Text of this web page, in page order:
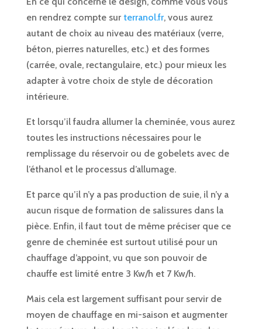
en rendrez compte sur terranol.fr, vous aurez
autant de choix au niveau des matériaux (verre,
béton, pierres naturelles, etc.) et des formes
(carrée, ovale, rectangulaire, etc.) pour mieux les
adapter à votre choix de style de décoration
intérieure.
Et lorsqu’il faudra allumer la cheminée, vous aurez
toutes les instructions nécessaires pour le
remplissage du réservoir ou de gobelets avec de
l’éthanol et le processus d’allumage.
Et parce qu’il n’y a pas production de suie, il n’y a
aucun risque de formation de salissures dans la
pièce. Enfin, il faut tout de même préciser que ce
genre de cheminée est surtout utilisé pour un
chauffage d’appoint, vu que son pouvoir de
chauffe est limité entre 3 Kw/h et 7 Kw/h.
Mais cela est largement suffisant pour servir de
moyen de chauffage en mi-saison et augmenter